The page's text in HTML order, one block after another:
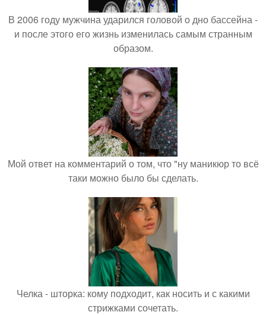
В 2006 году мужчина ударился головой о дно бассейна -
и после этого его жизнь изменилась самым странным
образом.
Мой ответ на комментарий о том, что "ну маникюр то всё
таки можно было бы сделать.
Челка - шторка: кому подходит, как носить и с какими
стрижками сочетать.